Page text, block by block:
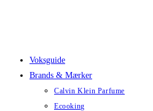
Voksguide
Brands & Mærker
Calvin Klein Parfume
Ecooking